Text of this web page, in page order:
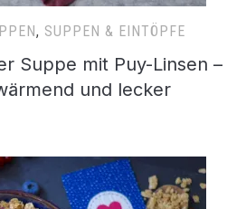
, SUPPEN & EINTÖPFE
Suppe mit Puy-Linsen –
und lecker